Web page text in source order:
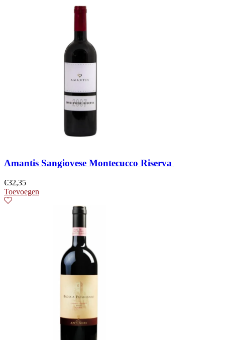
Amantis Sangiovese Montecucco Riserva
€32,35
Toevoegen